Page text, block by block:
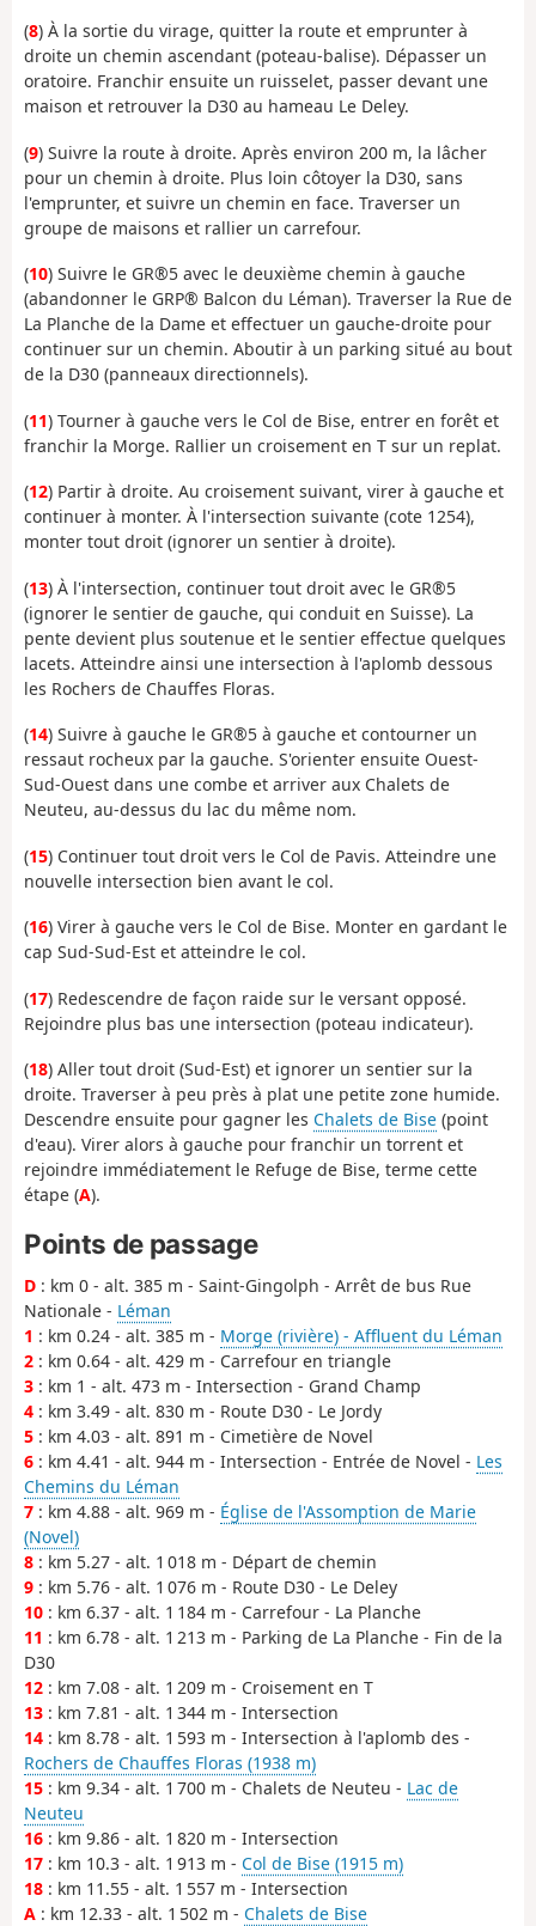
(8) À la sortie du virage, quitter la route et emprunter à
droite un chemin ascendant (poteau-balise). Dépasser un
oratoire. Franchir ensuite un ruisselet, passer devant une
maison et retrouver la D30 au hameau Le Deley.
(9) Suivre la route à droite. Après environ 200 m, la lâcher
pour un chemin à droite. Plus loin côtoyer la D30, sans
l'emprunter, et suivre un chemin en face. Traverser un
groupe de maisons et rallier un carrefour.
(10) Suivre le GR®5 avec le deuxième chemin à gauche
(abandonner le GRP® Balcon du Léman). Traverser la Rue de
La Planche de la Dame et effectuer un gauche-droite pour
continuer sur un chemin. Aboutir à un parking situé au bout
de la D30 (panneaux directionnels).
(11) Tourner à gauche vers le Col de Bise, entrer en forêt et
franchir la Morge. Rallier un croisement en T sur un replat.
(12) Partir à droite. Au croisement suivant, virer à gauche et
continuer à monter. À l'intersection suivante (cote 1254),
monter tout droit (ignorer un sentier à droite).
(13) À l'intersection, continuer tout droit avec le GR®5
(ignorer le sentier de gauche, qui conduit en Suisse). La
pente devient plus soutenue et le sentier effectue quelques
lacets. Atteindre ainsi une intersection à l'aplomb dessous
les Rochers de Chauffes Floras.
(14) Suivre à gauche le GR®5 à gauche et contourner un
ressaut rocheux par la gauche. S'orienter ensuite Ouest-
Sud-Ouest dans une combe et arriver aux Chalets de
Neuteu, au-dessus du lac du même nom.
(15) Continuer tout droit vers le Col de Pavis. Atteindre une
nouvelle intersection bien avant le col.
(16) Virer à gauche vers le Col de Bise. Monter en gardant le
cap Sud-Sud-Est et atteindre le col.
(17) Redescendre de façon raide sur le versant opposé.
Rejoindre plus bas une intersection (poteau indicateur).
(18) Aller tout droit (Sud-Est) et ignorer un sentier sur la
droite. Traverser à peu près à plat une petite zone humide.
Descendre ensuite pour gagner les Chalets de Bise (point
d'eau). Virer alors à gauche pour franchir un torrent et
rejoindre immédiatement le Refuge de Bise, terme cette
étape (A).
Points de passage
D : km 0 - alt. 385 m - Saint-Gingolph - Arrêt de bus Rue
Nationale - Léman
1 : km 0.24 - alt. 385 m - Morge (rivière) - Affluent du Léman
2 : km 0.64 - alt. 429 m - Carrefour en triangle
3 : km 1 - alt. 473 m - Intersection - Grand Champ
4 : km 3.49 - alt. 830 m - Route D30 - Le Jordy
5 : km 4.03 - alt. 891 m - Cimetière de Novel
6 : km 4.41 - alt. 944 m - Intersection - Entrée de Novel - Les
Chemins du Léman
7 : km 4.88 - alt. 969 m - Église de l'Assomption de Marie
(Novel)
8 : km 5.27 - alt. 1 018 m - Départ de chemin
9 : km 5.76 - alt. 1 076 m - Route D30 - Le Deley
10 : km 6.37 - alt. 1 184 m - Carrefour - La Planche
11 : km 6.78 - alt. 1 213 m - Parking de La Planche - Fin de la
D30
12 : km 7.08 - alt. 1 209 m - Croisement en T
13 : km 7.81 - alt. 1 344 m - Intersection
14 : km 8.78 - alt. 1 593 m - Intersection à l'aplomb des -
Rochers de Chauffes Floras (1938 m)
15 : km 9.34 - alt. 1 700 m - Chalets de Neuteu - Lac de
Neuteu
16 : km 9.86 - alt. 1 820 m - Intersection
17 : km 10.3 - alt. 1 913 m - Col de Bise (1915 m)
18 : km 11.55 - alt. 1 557 m - Intersection
A : km 12.33 - alt. 1 502 m - Chalets de Bise